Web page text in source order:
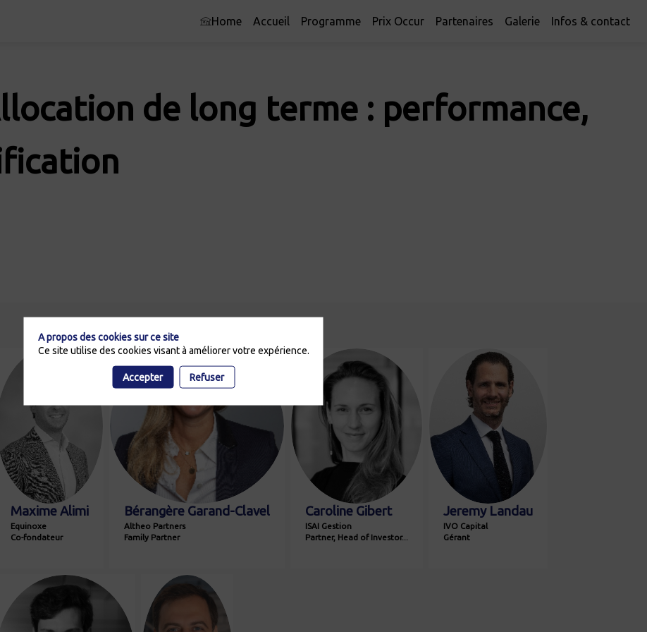
Home Accueil Programme Prix Occur Partenaires Galerie Infos & contact
de long terme : performance,
MA
MaximeAlimi
Equinoxe
Co-fondateur
BG
Bérangère Garand-Clavel
Altheo Partners
Family Partner
CG
Caroline Gibert
ISAI Gestion
Partner, Head of Investor...
JL
Jeremy Landau
IVO Capital
Gérant
A propos des cookies sur ce site
Ce site utilise des cookies visant à améliorer votre expérience.
Accepter Refuser